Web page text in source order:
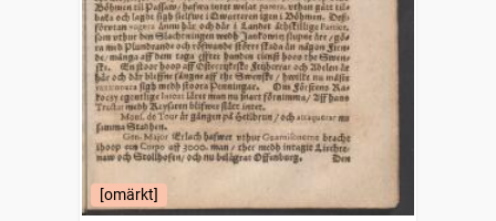
[omärkt]